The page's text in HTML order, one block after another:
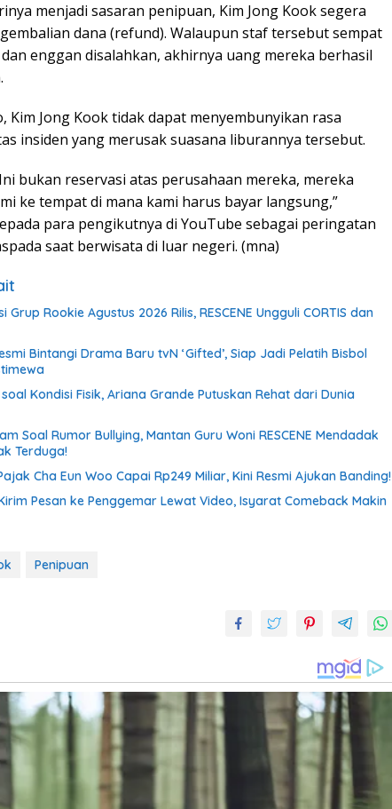
menjadi sasaran penipuan, Kim Jong Kook segera
dana (refund). Walaupun staf tersebut sempat
enggan disalahkan, akhirnya uang mereka berhasil
Kim Jong Kook tidak dapat menyembunyikan rasa
insiden yang merusak suasana liburannya tersebut.
bukan reservasi atas perusahaan mereka, mereka
ke tempat di mana kami harus bayar langsung,”
para pengikutnya di YouTube sebagai peringatan
saat berwisata di luar negeri. (mna)
Rookie Agustus 2026 Rilis, RESCENE Ungguli CORTIS dan
Bintangi Drama Baru tvN ‘Gifted’, Siap Jadi Pelatih Bisbol
Kondisi Fisik, Ariana Grande Putuskan Rehat dari Dunia
Soal Rumor Bullying, Mantan Guru Woni RESCENE Mendadak
Terduga!
Cha Eun Woo Capai Rp249 Miliar, Kini Resmi Ajukan Banding!
Pesan ke Penggemar Lewat Video, Isyarat Comeback Makin
Penipuan